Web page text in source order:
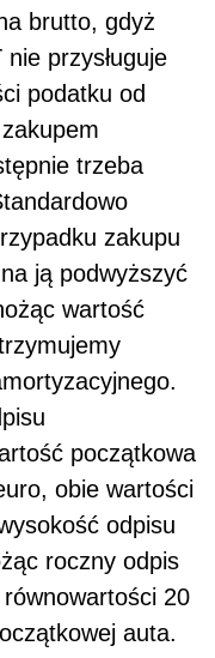
brutto, gdyż
przysługuje
podatku od
trzeba
zakupu
ją podwyższyć
wartość
początkowa
obie wartości
odpisu
roczny odpis
20
auta.